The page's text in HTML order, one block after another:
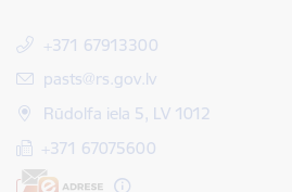
+371 67913300
E-pasts:
pasts@rs.gov.lv
Rūdolfa iela 5, LV 1012
+371 67075600